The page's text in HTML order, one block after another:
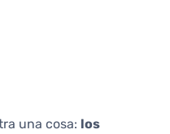
una cosa: los